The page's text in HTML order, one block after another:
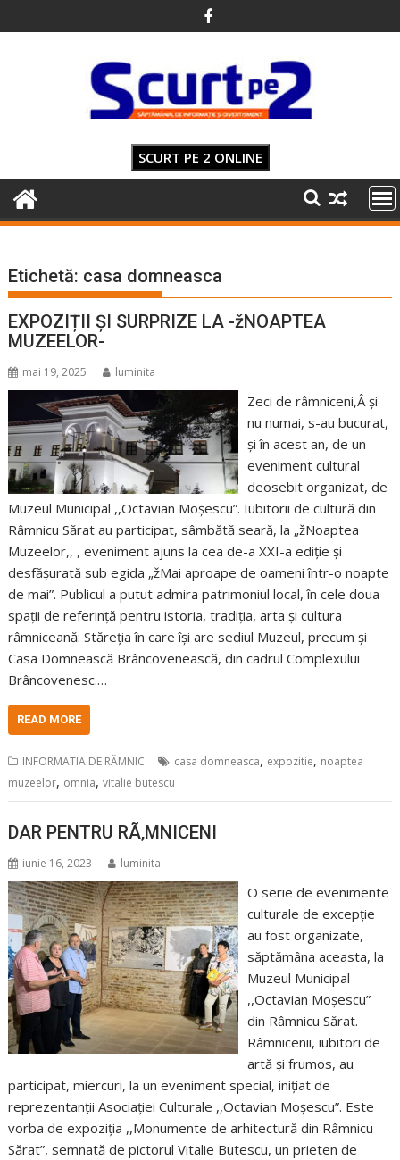
to
SCURT PE 2 ONLINE
Etichetă: casa domneasca
EXPOZIȚII ȘI SURPRIZE LA -žNOAPTEA
MUZEELOR-
mai 19, 2025 luminita
Zeci de râmniceni,Â și
nu numai, s-au bucurat,
și în acest an, de un
eveniment cultural
deosebit organizat, de
Muzeul Municipal ,,Octavian Moșescu”. Iubitorii de cultură din
Râmnicu Sărat au participat, sâmbătă seară, la „žNoaptea
Muzeelor,, , eveniment ajuns la cea de-a XXI-a ediție și
desfășurată sub egida „žMai aproape de oameni într-o noapte
de mai”. Publicul a putut admira patrimoniul local, în cele doua
spații de referință pentru istoria, tradiția, arta și cultura
râmniceană: Stăreția în care își are sediul Muzeul, precum și
Casa Domnească Brâncovenească, din cadrul Complexului
Brâncovenesc.…
READ MORE
INFORMATIA DE RÂMNIC casa domneasca, expozitie, noaptea
muzeelor, omnia,vitalie butescu
DAR PENTRU RÃ‚MNICENI
iunie 16, 2023 luminita
O serie de evenimente
culturale de excepție
au fost organizate,
săptămâna aceasta, la
Muzeul Municipal
,,Octavian Moșescu”
din Râmnicu Sărat.
Râmnicenii, iubitori de
artă și frumos, au
participat, miercuri, la un eveniment special, inițiat de
reprezentanții Asociației Culturale ,,Octavian Moșescu”. Este
vorba de expoziția ,,Monumente de arhitectură din Râmnicu
Sărat”, semnată de pictorul Vitalie Butescu, un prieten de